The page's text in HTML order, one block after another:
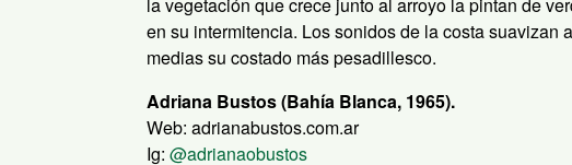
en su intermitencia. Los sonidos de la costa suavizan a
medias su costado más pesadillesco.
Adriana Bustos (Bahía Blanca, 1965).
Web: adrianabustos.com.ar
Ig: @adrianaobustos